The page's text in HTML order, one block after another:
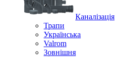
Каналізація
Трапи
Українська
Valrom
Зовнішня